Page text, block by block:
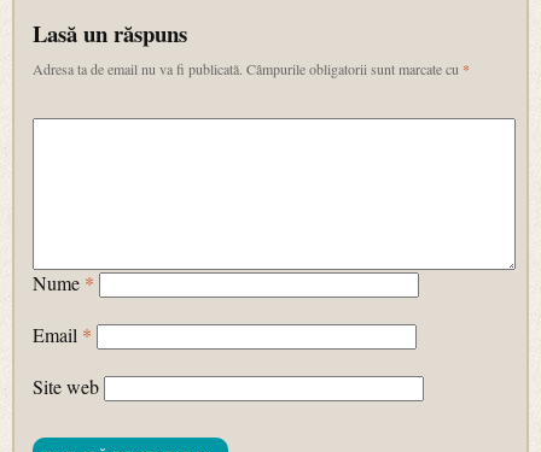
Lasă un răspuns
Adresa ta de email nu va fi publicată. Câmpurile obligatorii sunt marcate cu *
Nume *
Email *
Site web